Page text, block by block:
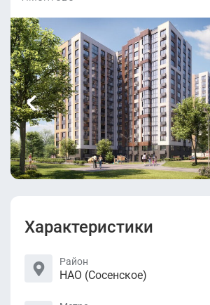
Характеристики
Район
НАО (Сосенское)